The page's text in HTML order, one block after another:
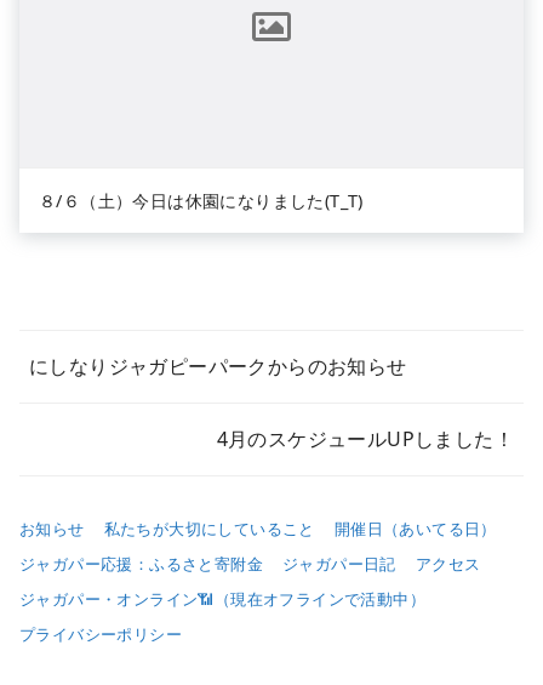
８/６（土）今日は休園になりました(T_T)
にしなりジャガピーパークからのお知らせ
4月のスケジュールUPしました！
お知らせ 私たちが大切にしていること
開催日（あいてる日）
ジャガパー応援：ふるさと寄附金
ジャガパー日記
アクセス
ジャガパー・オンライン📶（現在オフラインで活動中）
プライバシーポリシー